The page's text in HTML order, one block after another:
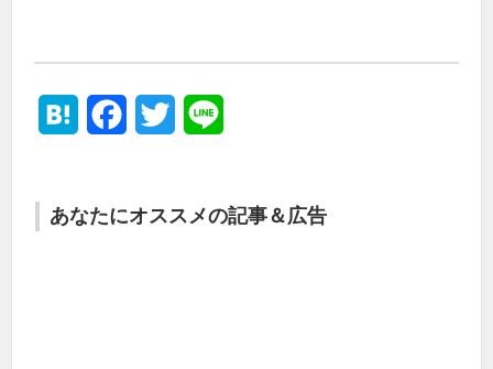
Hatena Facebook
Twitter
あなたにオススメの記事＆広告